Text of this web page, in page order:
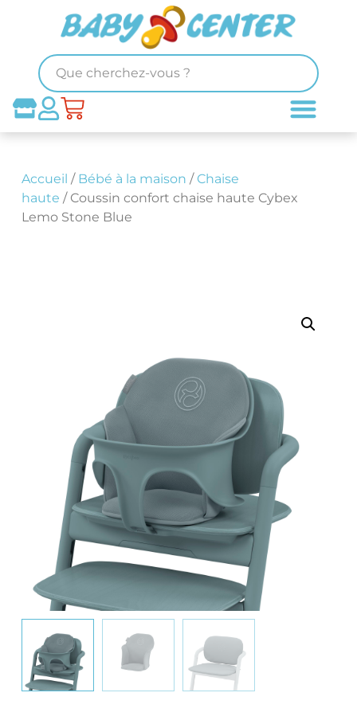
Accueil / Bébé à la maison /Chaise
haute / Coussin confort chaise haute Cybex
Lemo Stone Blue